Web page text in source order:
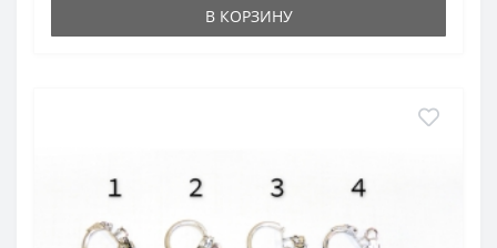
В КОРЗИНУ